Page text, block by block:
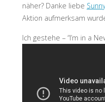
näher? Danke liebe
Aktion aufmerksam
Ich gestehe – “I’m in a